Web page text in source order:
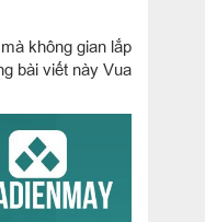
không gian lắp
bài viết này Vua